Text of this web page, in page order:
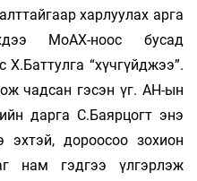
харлуулах арга
МоАХ-ноос бусад
“хүчгүйджээ”.
чадсан гэсэн үг. АН-ын
дарга С.Баярцогт энэ
дороосоо зохион
нам гэдгээ үлгэрлэж